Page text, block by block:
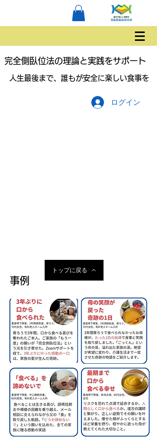
完全側臥位法の理論と実践をサポート
人生最後まで、誰もが安全に楽しい食事を
ログイン
トップに戻る
事例